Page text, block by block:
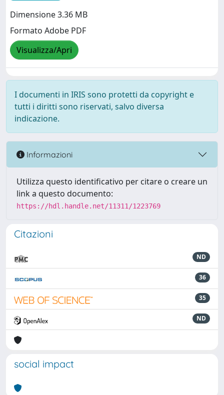
Dimensione 3.36 MB
Formato Adobe PDF
Visualizza/Apri
I documenti in IRIS sono protetti da copyright e
tutti i diritti sono riservati, salvo diversa
indicazione.
Informazioni
Utilizza questo identificativo per citare o creare un
link a questo documento:
https://hdl.handle.net/11311/1223769
Citazioni
ND
36
35
ND
social impact